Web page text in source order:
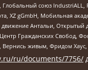
Глобальный союз
XZ gGmbH, Мобильная
Антальи,
Гражданских Свобод,
Вернись живым, Фридом
ru/documents/7756/